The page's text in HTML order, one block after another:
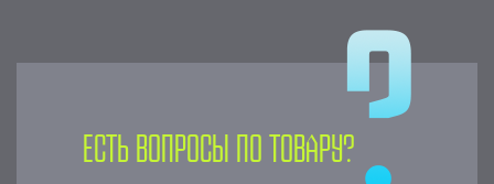
Есть вопросы по товару?